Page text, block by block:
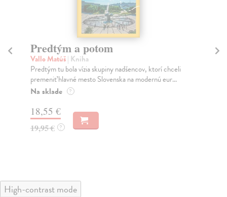
Predtým a potom
Vallo Matúš| Kniha
Predtým tu bola vízia skupiny nadšencov, ktorí chceli
premeniť hlavné mesto Slovenska na modernú eur...
Na sklade ?
18,55 €
19,95 € ?
High-contrast mode